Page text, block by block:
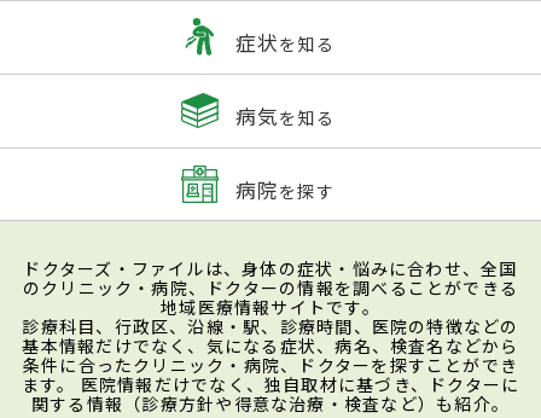
症状を知る
病気を知る
病院を探す
ドクターズ・ファイルは、身体の症状・悩みに合わせ、全国
のクリニック・病院、ドクターの情報を調べることができる
地域医療情報サイトです。
診療科目、行政区、沿線・駅、診療時間、医院の特徴などの
基本情報だけでなく、気になる症状、病名、検査名などから
条件に合ったクリニック・病院、ドクターを探すことができ
ます。 医院情報だけでなく、独自取材に基づき、ドクターに
関する情報（診療方針や得意な治療・検査など）も紹介。